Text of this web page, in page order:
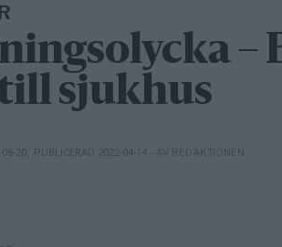
–
sjukhus
20, PUBLICERAD 2022-04-14 – AV REDAKTIONEN